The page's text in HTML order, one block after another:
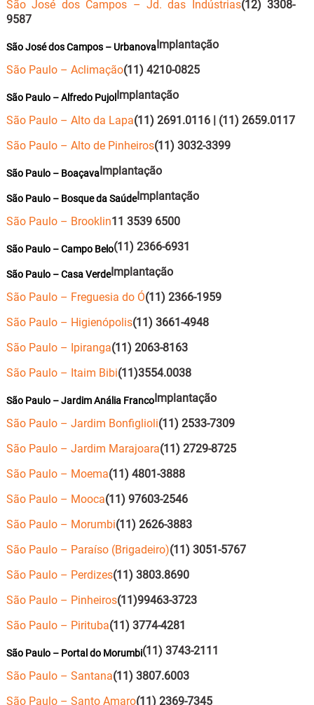
São José dos Campos – Jd. das Indústrias(12) 3308-
9587
São José dos Campos – UrbanovaImplantação
São Paulo – Aclimação(11) 4210-0825
São Paulo – Alfredo PujolImplantação
São Paulo – Alto da Lapa(11) 2691.0116 | (11) 2659.0117
São Paulo – Alto de Pinheiros(11) 3032-3399
São Paulo – BoaçavaImplantação
São Paulo – Bosque da SaúdeImplantação
São Paulo – Brooklin11 3539 6500
São Paulo – Campo Belo(11) 2366-6931
São Paulo – Casa VerdeImplantação
São Paulo – Freguesia do Ó(11) 2366-1959
São Paulo – Higienópolis(11) 3661-4948
São Paulo – Ipiranga(11) 2063-8163
São Paulo – Itaim Bibi(11)3554.0038
São Paulo – Jardim Anália FrancoImplantação
São Paulo – Jardim Bonfiglioli(11) 2533-7309
São Paulo – Jardim Marajoara(11) 2729-8725
São Paulo – Moema(11) 4801-3888
São Paulo – Mooca(11) 97603-2546
São Paulo – Morumbi(11) 2626-3883
São Paulo – Paraíso (Brigadeiro)(11) 3051-5767
São Paulo – Perdizes(11) 3803.8690
São Paulo – Pinheiros(11)99463-3723
São Paulo – Pirituba(11) 3774-4281
São Paulo – Portal do Morumbi(11) 3743-2111
São Paulo – Santana(11) 3807.6003
São Paulo – Santo Amaro(11) 2369-7345